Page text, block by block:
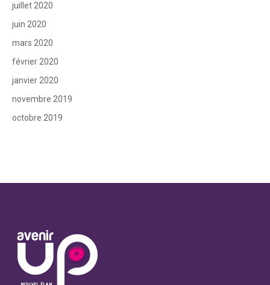
juillet 2020
juin 2020
mars 2020
février 2020
janvier 2020
novembre 2019
octobre 2019